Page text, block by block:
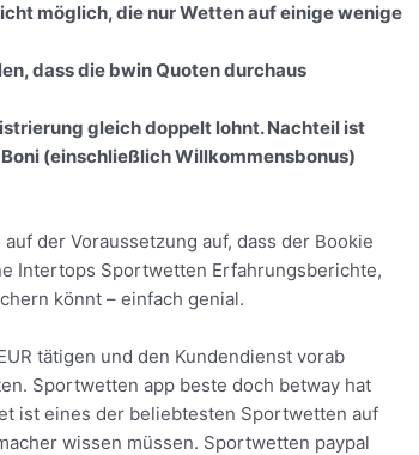
möglich, die nur Wetten auf einige wenige
dass die bwin Quoten durchaus
gleich doppelt lohnt. Nachteil ist
(einschließlich Willkommensbonus)
der Voraussetzung auf, dass der Bookie
Intertops Sportwetten Erfahrungsberichte,
könnt – einfach genial.
tätigen und den Kundendienst vorab
Sportwetten app beste doch betway hat
ist eines der beliebtesten Sportwetten auf
wissen müssen. Sportwetten paypal